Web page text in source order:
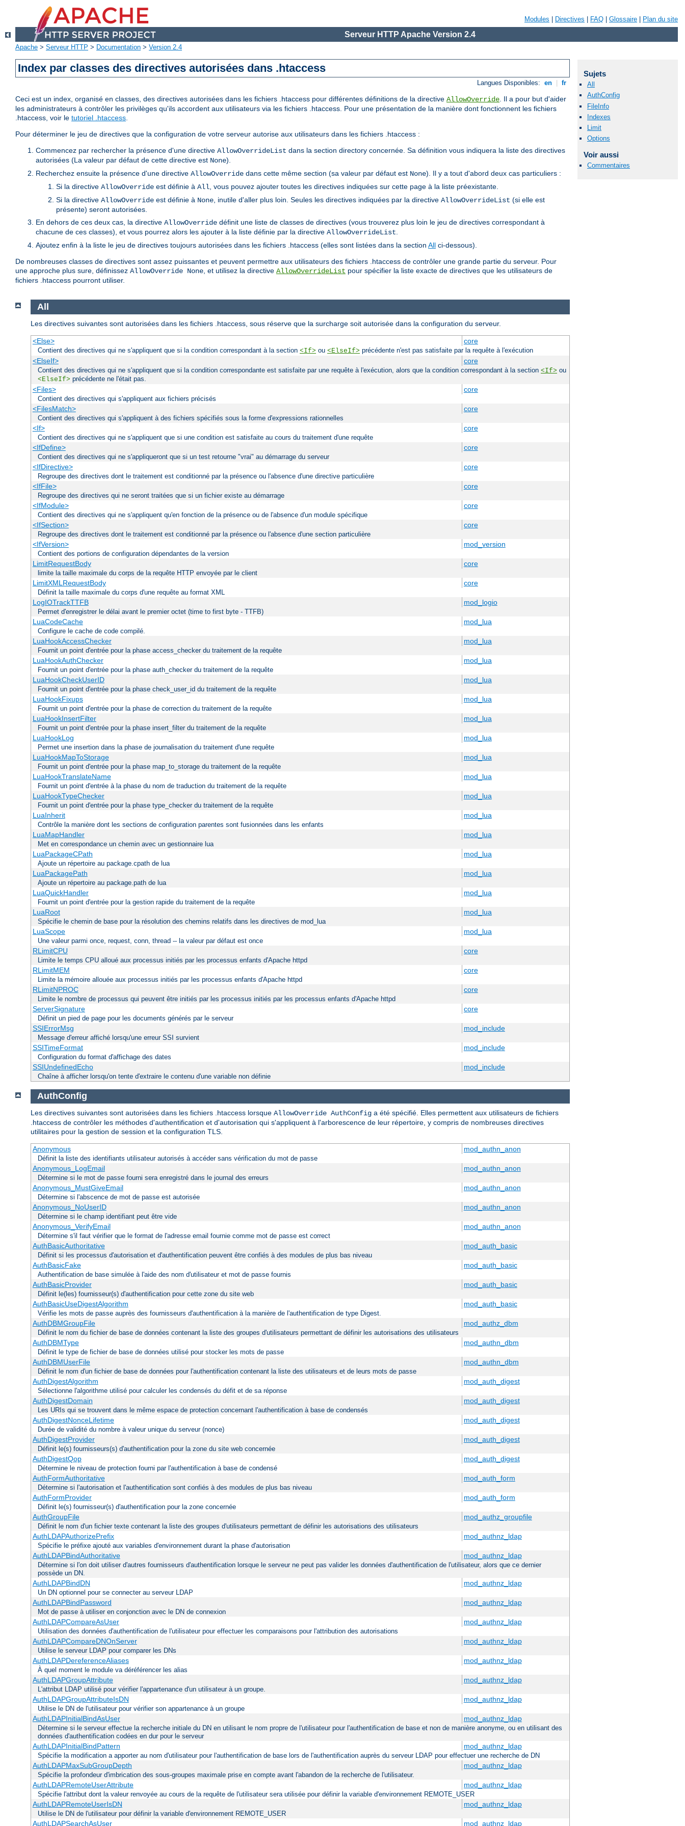
Modules Directives FAQ Glossaire Plan du site
Serveur HTTP Apache Version 2.4
Apache > Serveur HTTP > Documentation > Version 2.4
Index par classes des directives autorisées dans .htaccess
Langues Disponibles: en fr
Ceci est un index, organisé en classes, des directives autorisées dans les fichiers .htaccess pour différentes définitions de la directive AllowOverride. Il a pour but d'aider
les administrateurs à contrôler les privilèges qu'ils accordent aux utilisateurs via les fichiers .htaccess. Pour une présentation de la manière dont fonctionnent les fichiers
.htaccess, voir le tutoriel .htaccess.
Pour déterminer le jeu de directives que la configuration de votre serveur autorise aux utilisateurs dans les fichiers .htaccess :
Commencez par rechercher la présence d'une directive AllowOverrideList dans la section directory concernée. Sa définition vous indiquera la liste des directives
autorisées (La valeur par défaut de cette directive est None).
Recherchez ensuite la présence d'une directive AllowOverride dans cette même section (sa valeur par défaut est None). Il y a tout d'abord deux cas particuliers :
Si la directive AllowOverride est définie à All, vous pouvez ajouter toutes les directives indiquées sur cette page à la liste préexistante.
Si la directive AllowOverride est définie à None, inutile d'aller plus loin. Seules les directives indiquées par la directive AllowOverrideList (si elle est
présente) seront autorisées.
En dehors de ces deux cas, la directive AllowOverride définit une liste de classes de directives (vous trouverez plus loin le jeu de directives correspondant à
chacune de ces classes), et vous pourrez alors les ajouter à la liste définie par la directive AllowOverrideList.
Ajoutez enfin à la liste le jeu de directives toujours autorisées dans les fichiers .htaccess (elles sont listées dans la section All ci-dessous).
De nombreuses classes de directives sont assez puissantes et peuvent permettre aux utilisateurs des fichiers .htaccess de contrôler une grande partie du serveur. Pour
une approche plus sure, définissez AllowOverride None, et utilisez la directive AllowOverrideList pour spécifier la liste exacte de directives que les utilisateurs de
fichiers .htaccess pourront utiliser.
Sujets
All
AuthConfig
FileInfo
Indexes
Limit
Options
Voir aussi
Commentaires
All
Les directives suivantes sont autorisées dans les fichiers .htaccess, sous réserve que la surcharge soit autorisée dans la configuration du serveur.
<Else> core
Contient des directives qui ne s'appliquent que si la condition correspondant à la section <If> ou <ElseIf> précédente n'est pas satisfaite par la requête à l'exécution
<ElseIf> core
Contient des directives qui ne s'appliquent que si la condition correspondante est satisfaite par une requête à l'exécution, alors que la condition correspondant à la section <If> ou
<ElseIf> précédente ne l'était pas.
<Files> core
Contient des directives qui s'appliquent aux fichiers précisés
<FilesMatch> core
Contient des directives qui s'appliquent à des fichiers spécifiés sous la forme d'expressions rationnelles
<If> core
Contient des directives qui ne s'appliquent que si une condition est satisfaite au cours du traitement d'une requête
<IfDefine> core
Contient des directives qui ne s'appliqueront que si un test retourne "vrai" au démarrage du serveur
<IfDirective> core
Regroupe des directives dont le traitement est conditionné par la présence ou l'absence d'une directive particulière
<IfFile> core
Regroupe des directives qui ne seront traitées que si un fichier existe au démarrage
<IfModule> core
Contient des directives qui ne s'appliquent qu'en fonction de la présence ou de l'absence d'un module spécifique
<IfSection> core
Regroupe des directives dont le traitement est conditionné par la présence ou l'absence d'une section particulière
<IfVersion> mod_version
Contient des portions de configuration dépendantes de la version
LimitRequestBody core
limite la taille maximale du corps de la requête HTTP envoyée par le client
LimitXMLRequestBody core
Définit la taille maximale du corps d'une requête au format XML
LogIOTrackTTFB mod_logio
Permet d'enregistrer le délai avant le premier octet (time to first byte - TTFB)
LuaCodeCache mod_lua
Configure le cache de code compilé.
LuaHookAccessChecker mod_lua
Fournit un point d'entrée pour la phase access_checker du traitement de la requête
LuaHookAuthChecker mod_lua
Fournit un point d'entrée pour la phase auth_checker du traitement de la requête
LuaHookCheckUserID mod_lua
Fournit un point d'entrée pour la phase check_user_id du traitement de la requête
LuaHookFixups mod_lua
Fournit un point d'entrée pour la phase de correction du traitement de la requête
LuaHookInsertFilter mod_lua
Fournit un point d'entrée pour la phase insert_filter du traitement de la requête
LuaHookLog mod_lua
Permet une insertion dans la phase de journalisation du traitement d'une requête
LuaHookMapToStorage mod_lua
Fournit un point d'entrée pour la phase map_to_storage du traitement de la requête
LuaHookTranslateName mod_lua
Fournit un point d'entrée à la phase du nom de traduction du traitement de la requête
LuaHookTypeChecker mod_lua
Fournit un point d'entrée pour la phase type_checker du traitement de la requête
LuaInherit mod_lua
Contrôle la manière dont les sections de configuration parentes sont fusionnées dans les enfants
LuaMapHandler mod_lua
Met en correspondance un chemin avec un gestionnaire lua
LuaPackageCPath mod_lua
Ajoute un répertoire au package.cpath de lua
LuaPackagePath mod_lua
Ajoute un répertoire au package.path de lua
LuaQuickHandler mod_lua
Fournit un point d'entrée pour la gestion rapide du traitement de la requête
LuaRoot mod_lua
Spécifie le chemin de base pour la résolution des chemins relatifs dans les directives de mod_lua
LuaScope mod_lua
Une valeur parmi once, request, conn, thread -- la valeur par défaut est once
RLimitCPU core
Limite le temps CPU alloué aux processus initiés par les processus enfants d'Apache httpd
RLimitMEM core
Limite la mémoire allouée aux processus initiés par les processus enfants d'Apache httpd
RLimitNPROC core
Limite le nombre de processus qui peuvent être initiés par les processus initiés par les processus enfants d'Apache httpd
ServerSignature core
Définit un pied de page pour les documents générés par le serveur
SSIErrorMsg mod_include
Message d'erreur affiché lorsqu'une erreur SSI survient
SSITimeFormat mod_include
Configuration du format d'affichage des dates
SSIUndefinedEcho mod_include
Chaîne à afficher lorsqu'on tente d'extraire le contenu d'une variable non définie
AuthConfig
Les directives suivantes sont autorisées dans les fichiers .htaccess lorsque AllowOverride AuthConfig a été spécifié. Elles permettent aux utilisateurs de fichiers
.htaccess de contrôler les méthodes d'authentification et d'autorisation qui s'appliquent à l'arborescence de leur répertoire, y compris de nombreuses directives
utilitaires pour la gestion de session et la configuration TLS.
Anonymous mod_authn_anon
Définit la liste des identifiants utilisateur autorisés à accéder sans vérification du mot de passe
Anonymous_LogEmail mod_authn_anon
Détermine si le mot de passe fourni sera enregistré dans le journal des erreurs
Anonymous_MustGiveEmail mod_authn_anon
Détermine si l'abscence de mot de passe est autorisée
Anonymous_NoUserID mod_authn_anon
Détermine si le champ identifiant peut être vide
Anonymous_VerifyEmail mod_authn_anon
Détermine s'il faut vérifier que le format de l'adresse email fournie comme mot de passe est correct
AuthBasicAuthoritative mod_auth_basic
Définit si les processus d'autorisation et d'authentification peuvent être confiés à des modules de plus bas niveau
AuthBasicFake mod_auth_basic
Authentification de base simulée à l'aide des nom d'utilisateur et mot de passe fournis
AuthBasicProvider mod_auth_basic
Définit le(les) fournisseur(s) d'authentification pour cette zone du site web
AuthBasicUseDigestAlgorithm mod_auth_basic
Vérifie les mots de passe auprès des fournisseurs d'authentification à la manière de l'authentification de type Digest.
AuthDBMGroupFile mod_authz_dbm
Définit le nom du fichier de base de données contenant la liste des groupes d'utilisateurs permettant de définir les autorisations des utilisateurs
AuthDBMType mod_authn_dbm
Définit le type de fichier de base de données utilisé pour stocker les mots de passe
AuthDBMUserFile mod_authn_dbm
Définit le nom d'un fichier de base de données pour l'authentification contenant la liste des utilisateurs et de leurs mots de passe
AuthDigestAlgorithm mod_auth_digest
Sélectionne l'algorithme utilisé pour calculer les condensés du défit et de sa réponse
AuthDigestDomain mod_auth_digest
Les URIs qui se trouvent dans le même espace de protection concernant l'authentification à base de condensés
AuthDigestNonceLifetime mod_auth_digest
Durée de validité du nombre à valeur unique du serveur (nonce)
AuthDigestProvider mod_auth_digest
Définit le(s) fournisseurs(s) d'authentification pour la zone du site web concernée
AuthDigestQop mod_auth_digest
Détermine le niveau de protection fourni par l'authentification à base de condensé
AuthFormAuthoritative mod_auth_form
Détermine si l'autorisation et l'authentification sont confiés à des modules de plus bas niveau
AuthFormProvider mod_auth_form
Définit le(s) fournisseur(s) d'authentification pour la zone concernée
AuthGroupFile mod_authz_groupfile
Définit le nom d'un fichier texte contenant la liste des groupes d'utilisateurs permettant de définir les autorisations des utilisateurs
AuthLDAPAuthorizePrefix mod_authnz_ldap
Spécifie le préfixe ajouté aux variables d'environnement durant la phase d'autorisation
AuthLDAPBindAuthoritative mod_authnz_ldap
Détermine si l'on doit utiliser d'autres fournisseurs d'authentification lorsque le serveur ne peut pas valider les données d'authentification de l'utilisateur, alors que ce dernier
possède un DN.
AuthLDAPBindDN mod_authnz_ldap
Un DN optionnel pour se connecter au serveur LDAP
AuthLDAPBindPassword mod_authnz_ldap
Mot de passe à utiliser en conjonction avec le DN de connexion
AuthLDAPCompareAsUser mod_authnz_ldap
Utilisation des données d'authentification de l'utilisateur pour effectuer les comparaisons pour l'attribution des autorisations
AuthLDAPCompareDNOnServer mod_authnz_ldap
Utilise le serveur LDAP pour comparer les DNs
AuthLDAPDereferenceAliases mod_authnz_ldap
À quel moment le module va déréférencer les alias
AuthLDAPGroupAttribute mod_authnz_ldap
L'attribut LDAP utilisé pour vérifier l'appartenance d'un utilisateur à un groupe.
AuthLDAPGroupAttributeIsDN mod_authnz_ldap
Utilise le DN de l'utilisateur pour vérifier son appartenance à un groupe
AuthLDAPInitialBindAsUser mod_authnz_ldap
Détermine si le serveur effectue la recherche initiale du DN en utilisant le nom propre de l'utilisateur pour l'authentification de base et non de manière anonyme, ou en utilisant des
données d'authentification codées en dur pour le serveur
AuthLDAPInitialBindPattern mod_authnz_ldap
Spécifie la modification a apporter au nom d'utilisateur pour l'authentification de base lors de l'authentification auprès du serveur LDAP pour effectuer une recherche de DN
AuthLDAPMaxSubGroupDepth mod_authnz_ldap
Spécifie la profondeur d'imbrication des sous-groupes maximale prise en compte avant l'abandon de la recherche de l'utilisateur.
AuthLDAPRemoteUserAttribute mod_authnz_ldap
Spécifie l'attribut dont la valeur renvoyée au cours de la requête de l'utilisateur sera utilisée pour définir la variable d'environnement REMOTE_USER
AuthLDAPRemoteUserIsDN mod_authnz_ldap
Utilise le DN de l'utilisateur pour définir la variable d'environnement REMOTE_USER
AuthLDAPSearchAsUser mod_authnz_ldap